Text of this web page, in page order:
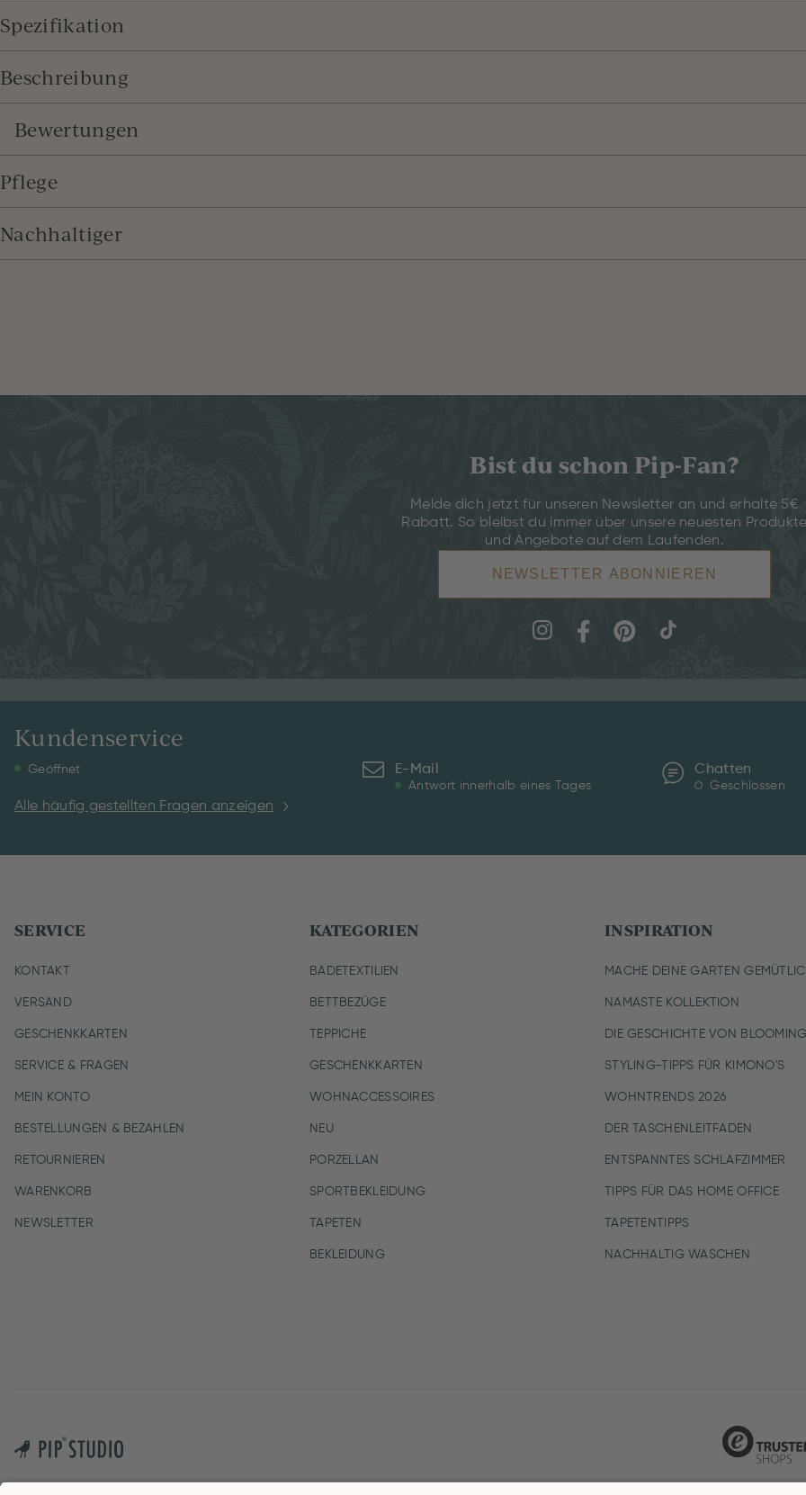
Spezifikation
Beschreibung
Bewertungen
Pflege
Nachhaltiger
Bist du schon Pip-Fan?
Melde dich jetzt für unseren Newsletter an und erhalte 5€
Rabatt. So bleibst du immer über unsere neuesten
und Angebote auf dem Laufenden.
NEWSLETTER ABONNIEREN
Kundenservice
Geöffnet
Alle häufig gestellten Fragen anzeigen
E-Mail
Antwort innerhalb eines Tages
Chatten
Geschlossen
SERVICE
KONTAKT
VERSAND
GESCHENKKARTEN
SERVICE & FRAGEN
MEIN KONTO
BESTELLUNGEN & BEZAHLEN
RETOURNIEREN
WARENKORB
NEWSLETTER
KATEGORIEN
BADETEXTILIEN
BETTBEZÜGE
TEPPICHE
GESCHENKKARTEN
WOHNACCESSOIRES
NEU
PORZELLAN
SPORTBEKLEIDUNG
TAPETEN
BEKLEIDUNG
INSPIRATION
MACHE DEINE GARTEN
NAMASTE KOLLEKTION
DIE GESCHICHTE VON
STYLING-TIPPS FÜR KIMONO'S
WOHNTRENDS 2026
DER TASCHENLEITFADEN
ENTSPANNTES SCHLAFZIMMER
TIPPS FÜR DAS HOME OFFICE
TAPETENTIPPS
NACHHALTIG WASCHEN